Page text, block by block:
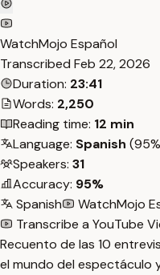
WatchMojo Español
Transcribed Feb 22, 2026
Duration: 23:41
Words: 2,250
Reading time: 12 min
Language: Spanish
Speakers: 31
Accuracy: 95%
Spanish
WatchMojo
Transcribe a YouTube
Recuento de las 10
el mundo del espectáculo